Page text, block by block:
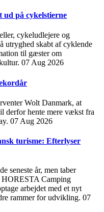
på cykelstierne
cykeludlejere og
utryghed skabt af cyklende
til gæster om
07 Aug 2026
Wolt Danmark, at
derfor hente mere vækst fra
07 Aug 2026
turisme: Efterlyser
seneste år, men taber
HORESTA Camping
arbejdet med et nyt
rammer for udvikling. 07